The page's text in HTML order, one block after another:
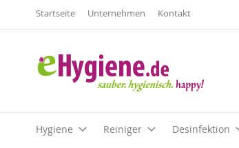
Startseite Unternehmen Kontakt
Hygiene Reiniger Desinfektion